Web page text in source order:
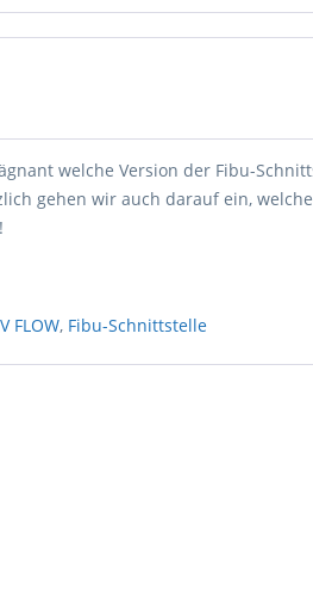
welche Version der Fibu-
gehen wir auch darauf ein, welche
FLOW, Fibu-Schnittstelle